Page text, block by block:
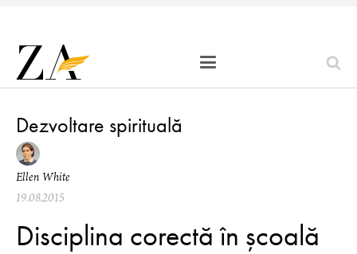
Dezvoltare spirituală
Ellen White
19.08.2015
Disciplina corectă în școală